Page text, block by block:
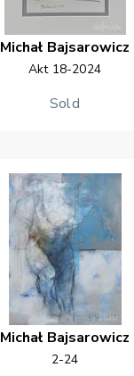
Michał Bajsarowicz
Akt 18-2024
Sold
Michał Bajsarowicz
2-24